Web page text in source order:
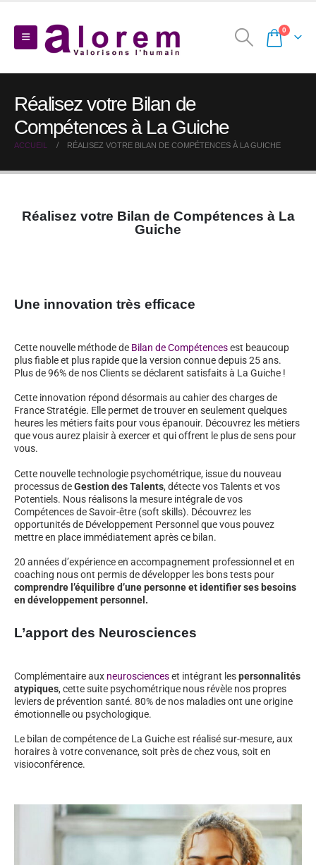
0
Réalisez votre Bilan de
Compétences à La Guiche
ACCUEIL RÉALISEZ VOTRE BILAN DE COMPÉTENCES À LA GUICHE
Réalisez votre Bilan de Compétences à La
Guiche
Une innovation très efficace
Cette nouvelle méthode de Bilan de Compétencesest beaucoup
plus fiable et plus rapide que la version connue depuis 25 ans.
Plus de 96% de nos Clients se déclarent satisfaits à La Guiche !
Cette innovation répond désormais au cahier des charges de
France Stratégie. Elle permet de trouver en seulement quelques
heures les métiers faits pour vous épanouir. Découvrez les métiers
que vous aurez plaisir à exercer et qui offrent le plus de sens pour
vous.
Cette nouvelle technologie psychométrique, issue du nouveau
processus deGestion des Talents, détecte vos Talents et vos
Potentiels. Nous réalisons la mesure intégrale de vos
Compétences de Savoir-être (soft skills). Découvrez les
opportunités de Développement Personnel que vous pouvez
mettre en place immédiatement après ce bilan.
20 années d’expérience en accompagnement professionnel et en
coaching nous ont permis de développer les bons tests pour
comprendre l’équilibre d’une personne et identifier ses besoins
en développement personnel.
L’apport des Neurosciences
Complémentaire aux neuroscienceset intégrant lespersonnalités
atypiques, cette suite psychométrique nous révèle nos propres
leviers de prévention santé. 80% de nos maladies ont une origine
émotionnelle ou psychologique.
Le bilan de compétence de La Guiche est réalisé sur-mesure, aux
horaires à votre convenance, soit près de chez vous, soit en
visioconférence.